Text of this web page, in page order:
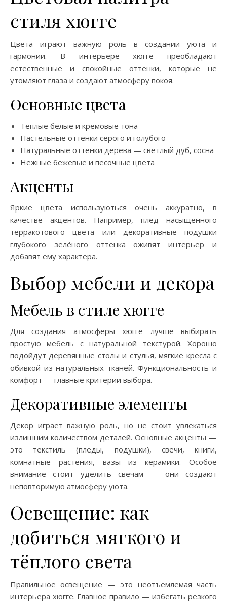
стиля хюгге
Цвета играют важную роль в создании уюта и
гармонии. В интерьере хюгге преобладают
естественные и спокойные оттенки, которые не
утомляют глаза и создают атмосферу покоя.
Основные цвета
Тёплые белые и кремовые тона
Пастельные оттенки серого и голубого
Натуральные оттенки дерева — светлый дуб, сосна
Нежные бежевые и песочные цвета
Акценты
Яркие цвета используються очень аккуратно, в
качестве акцентов. Например, плед насыщенного
терракотового цвета или декоративные подушки
глубокого зелёного оттенка оживят интерьер и
добавят ему характера.
Выбор мебели и декора
Мебель в стиле хюгге
Для создания атмосферы хюгге лучше выбирать
простую мебель с натуральной текстурой. Хорошо
подойдут деревянные столы и стулья, мягкие кресла с
обивкой из натуральных тканей. Функциональность и
комфорт — главные критерии выбора.
Декоративные элементы
Декор играет важную роль, но не стоит увлекаться
излишним количеством деталей. Основные акценты —
это текстиль (пледы, подушки), свечи, книги,
комнатные растения, вазы из керамики. Особое
внимание стоит уделить свечам — они создают
неповторимую атмосферу уюта.
Освещение: как
добиться мягкого и
тёплого света
Правильное освещение — это неотъемлемая часть
интерьера хюгге. Главное правило — избегать резкого